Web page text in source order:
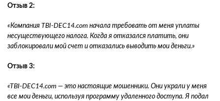
Отзыв 2:
«Компания TBI-DEC14.com начала требовать от меня уплаты
несуществующего налога. Когда я отказался платить, они
заблокировали мой счет и отказались выводить мои деньги.»
Отзыв 3:
«TBI-DEC14.com — это настоящие мошенники. Они украли у меня
все мои деньги, используя программу удаленного доступа. Я подал